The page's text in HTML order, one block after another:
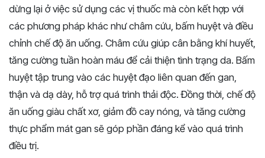
dừng lại ở việc sử dụng các vị thuốc mà còn kết hợp với
các phương pháp khác như châm cứu, bấm huyệt và điều
chỉnh chế độ ăn uống. Châm cứu giúp cân bằng khí huyết,
tăng cường tuần hoàn máu để cải thiện tình trạng da. Bấm
huyệt tập trung vào các huyệt đạo liên quan đến gan,
thận và dạ dày, hỗ trợ quá trình thải độc. Đồng thời, chế độ
ăn uống giàu chất xơ, giảm đồ cay nóng, và tăng cường
thực phẩm mát gan sẽ góp phần đáng kể vào quá trình
điều trị.